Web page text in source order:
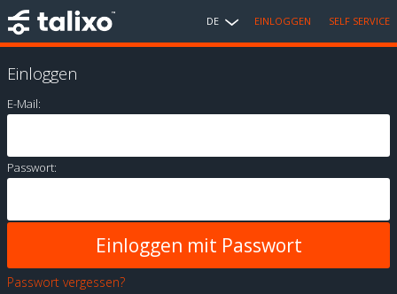
DE EINLOGGEN SELF SERVICE
Einloggen
E-Mail:
Passwort:
Passwort vergessen?